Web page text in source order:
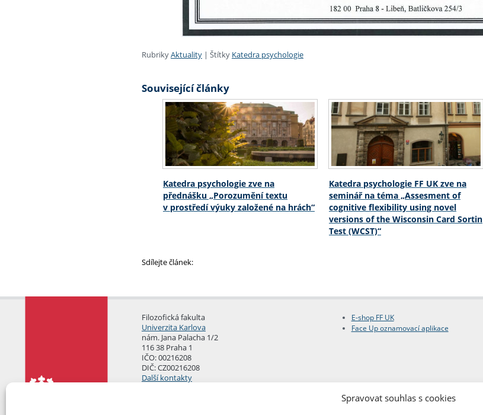
Spravovat souhlas s cookies
RubrikyAktuality | Štítky Katedra psychologie
Související články
Katedra psychologie zve na
přednášku „Porozumění textu
v prostředí výuky založené na hrách“
Katedra psychologie FF UK zve na
seminář na téma „Assesment of
cognitive flexibility using novel
versions of the Wisconsin Card Sortin
Test (WCST)“
Sdílejte článek:
Filozofická fakulta
Univerzita Karlova
nám. Jana Palacha 1/2
116 38 Praha 1
IČO: 00216208
DIČ: CZ00216208
Další kontakty
E-shop FF UK
Face Up oznamovací aplikace